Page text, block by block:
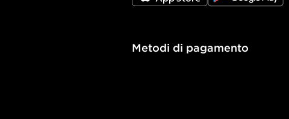
Metodi di pagamento